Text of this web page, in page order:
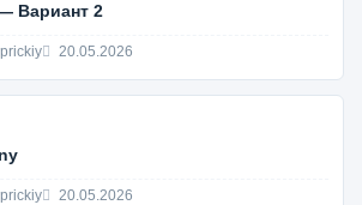
Вариант 2
20.05.2026
20.05.2026